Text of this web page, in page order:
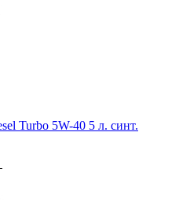
Turbo 5W-40 5 л. синт.